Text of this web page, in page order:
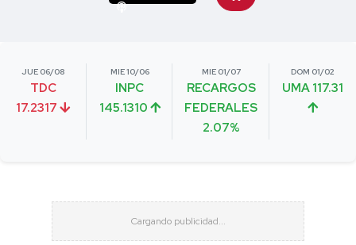
JUE 06/08
TDC
17.2317
MIE 10/06
INPC
145.1310
MIE 01/07
RECARGOS
FEDERALES
2.07%
DOM 01/02
UMA 117.31